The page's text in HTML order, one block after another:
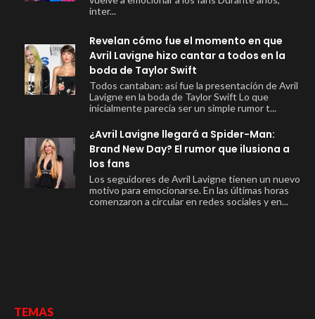
inter...
Revelan cómo fue el momento en que
Avril Lavigne hizo cantar a todos en la
boda de Taylor Swift
Todos cantaban: así fue la presentación de Avril
Lavigne en la boda de Taylor Swift Lo que
inicialmente parecía ser un simple rumor t...
¿Avril Lavigne llegará a Spider-Man:
Brand New Day? El rumor que ilusiona a
los fans
Los seguidores de Avril Lavigne tienen un nuevo
motivo para emocionarse. En las últimas horas
comenzaron a circular en redes sociales y en...
TEMAS